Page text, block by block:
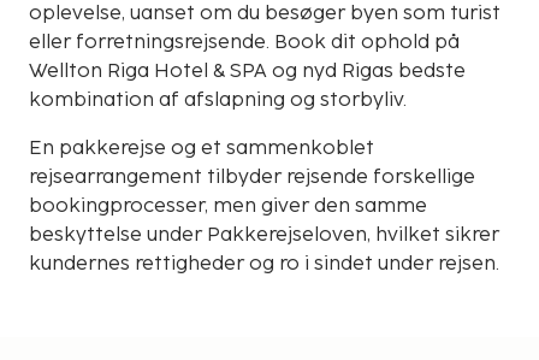
oplevelse, uanset om du besøger byen som turist
eller forretningsrejsende. Book dit ophold på
Wellton Riga Hotel & SPA og nyd Rigas bedste
kombination af afslapning og storbyliv.
En pakkerejse og et sammenkoblet
rejsearrangement tilbyder rejsende forskellige
bookingprocesser, men giver den samme
beskyttelse under Pakkerejseloven, hvilket sikrer
kundernes rettigheder og ro i sindet under rejsen.